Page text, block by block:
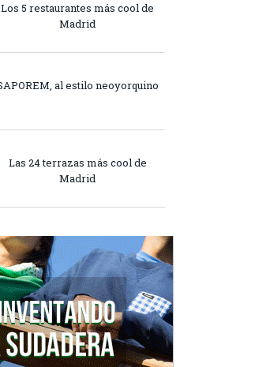
Los 5 restaurantes más cool de
Madrid
al estilo neoyorquino
Las 24 terrazas más cool de
Madrid